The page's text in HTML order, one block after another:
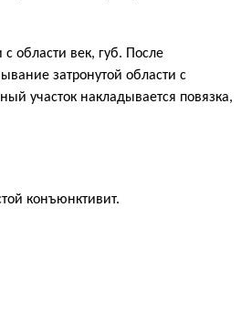
области век, губ. После
затронутой области с
участок накладывается повязка,
конъюнктивит.